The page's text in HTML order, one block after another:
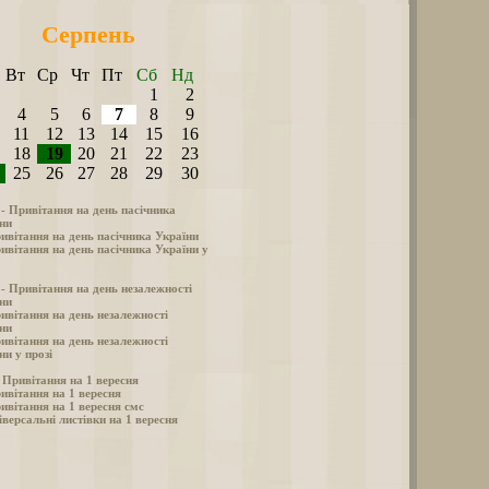
Серпень
Вт Ср Чт Пт Сб
Нд
1
2
4
5 6 7 8
9
11
12 13 14 15
16
18
19 20 21 22
23
25
26 27 28 29 30
Привітання на день пасічника
на день пасічника України
на день пасічника України у
Привітання на день незалежності
на день незалежності
на день незалежності
у прозі
на 1 вересня
на 1 вересня
на 1 вересня смс
листівки на 1 вересня